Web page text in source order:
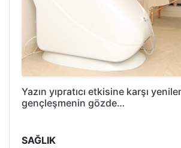
Yazın yıpratıcı etkisine karşı
gençleşmenin gözde…
SAĞLIK